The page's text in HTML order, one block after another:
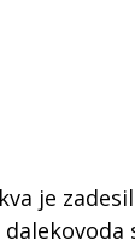
je